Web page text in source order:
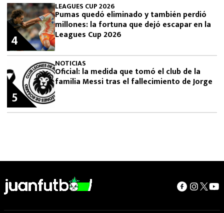
LEAGUES CUP 2026
Pumas quedó eliminado y también perdió
millones: la fortuna que dejó escapar en la
Leagues Cup 2026
4
NOTICIAS
Oficial: la medida que tomó el club de la
familia Messi tras el fallecimiento de Jorge
5